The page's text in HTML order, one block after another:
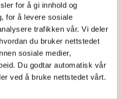
for å gi innhold og
for å levere sosiale
trafikken vår. Vi deler
du bruker nettstedet
sosiale medier,
Du godtar automatisk vår
ved å bruke nettstedet vårt.
Normisjon
i Normisjon
menigheter i